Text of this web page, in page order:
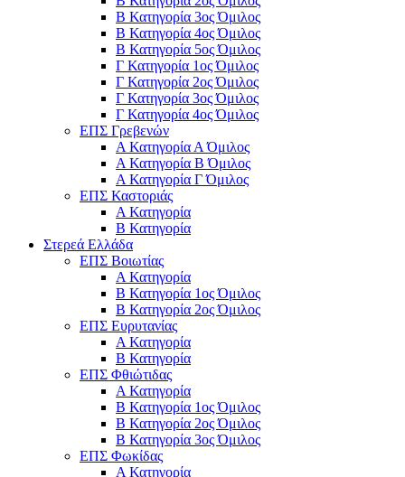
Β Κατηγορία 3ος Όμιλος
Β Κατηγορία 4ος Όμιλος
Β Κατηγορία 5ος Όμιλος
Γ Κατηγορία 1ος Όμιλος
Γ Κατηγορία 2ος Όμιλος
Γ Κατηγορία 3ος Όμιλος
Γ Κατηγορία 4ος Όμιλος
ΕΠΣ Γρεβενών
Α Κατηγορία Α Όμιλος
Α Κατηγορία B Όμιλος
Α Κατηγορία Γ Όμιλος
ΕΠΣ Καστοριάς
Α Κατηγορία
Β Κατηγορία
Στερεά Ελλάδα
ΕΠΣ Βοιωτίας
Α Κατηγορία
Β Κατηγορία 1ος Όμιλος
Β Κατηγορία 2ος Όμιλος
ΕΠΣ Ευρυτανίας
Α Κατηγορία
Β Κατηγορία
ΕΠΣ Φθιώτιδας
Α Κατηγορία
Β Κατηγορία 1ος Όμιλος
Β Κατηγορία 2ος Όμιλος
Β Κατηγορία 3ος Όμιλος
ΕΠΣ Φωκίδας
Α Κατηγορία